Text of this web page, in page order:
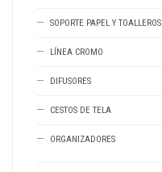
SOPORTE PAPEL Y TOALLEROS
LÍNEA CROMO
DIFUSORES
CESTOS DE TELA
ORGANIZADORES